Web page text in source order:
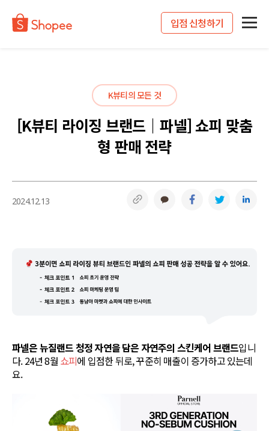
입점 신청하기
K뷰티의 모든 것
[K뷰티 라이징 브랜드｜파넬] 쇼피 맞춤
형 판매 전략
2024.12.13 링크복사 카카오톡 페이스북 트위터
파넬은 뉴질랜드 청정 자연을 담은 자연주의 스킨케어 브랜드입니
다. 24년 8월 쇼피에 입점한 뒤로, 꾸준히 매출이 증가하고 있는데
요.